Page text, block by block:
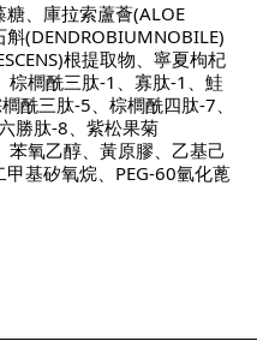
、庫拉索蘆薈(ALOE
斛(DENDROBIUMNOBILE)
根提取物、寧夏枸杞
棕櫚酰三肽-1、寡肽-1、鮭
酰三肽-5、棕櫚酰四肽-7、
勝肽-8、紫松果菊
苯氧乙醇、黃原膠、乙基己
基矽氧烷、PEG-60氫化蓖